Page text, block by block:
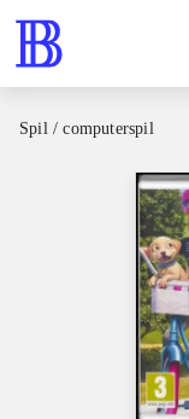
Spil / computerspil